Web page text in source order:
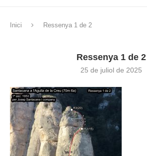
Inici Ressenya 1 de 2
Ressenya 1 de 2
25 de juliol de 2025